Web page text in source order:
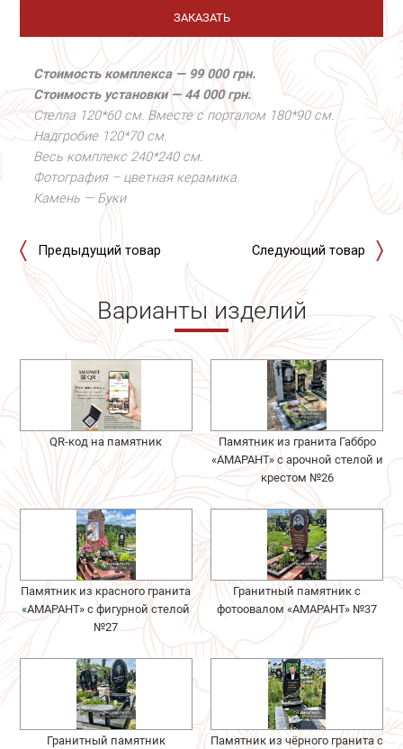
ЗАКАЗАТЬ
Стоимость комплекса — 99 000 грн.
Стоимость установки — 44 000 грн.
Стелла 120*60 см. Вместе с порталом 180*90 см.
Надгробие 120*70 см.
Весь комплекс 240*240 см.
Фотография – цветная керамика.
Камень — Буки
Предыдущий товар Следующий товар
Варианты изделий
QR-код на памятник
Памятник из гранита Габбро
«АМАРАНТ» с арочной стелой и
крестом №26
Памятник из красного гранита
«АМАРАНТ» с фигурной стелой
№27
Гранитный памятник с
фотоовалом «АМАРАНТ» №37
Гранитный памятник
Памятник из чёрного гранита с